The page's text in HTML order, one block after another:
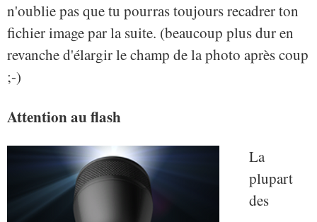
n'oublie pas que tu pourras toujours recadrer ton
fichier image par la suite. (beaucoup plus dur en
revanche d'élargir le champ de la photo après coup
;-)
Attention au flash
La
plupart
des